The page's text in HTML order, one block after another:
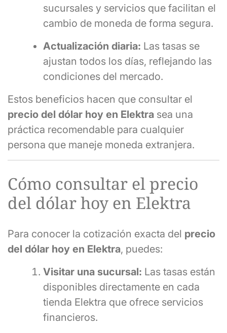
sucursales y servicios que facilitan el
cambio de moneda de forma segura.
Actualización diaria: Las tasas se
ajustan todos los días, reflejando las
condiciones del mercado.
Estos beneficios hacen que consultar el
precio del dólar hoy en Elektra sea una
práctica recomendable para cualquier
persona que maneje moneda extranjera.
Cómo consultar el precio
del dólar hoy en Elektra
Para conocer la cotización exacta del precio
del dólar hoy en Elektra, puedes:
Visitar una sucursal: Las tasas están
disponibles directamente en cada
tienda Elektra que ofrece servicios
financieros.